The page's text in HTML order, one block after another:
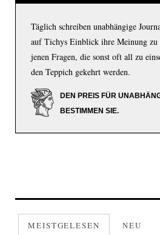
Täglich schreiben unabhängige
auf Tichys Einblick ihre Meinung
jenen Fragen, die sonst oft all zu
den Teppich gekehrt werden.
DEN PREIS FÜR
BESTIMMEN SIE.
MEISTGELESEN NEU